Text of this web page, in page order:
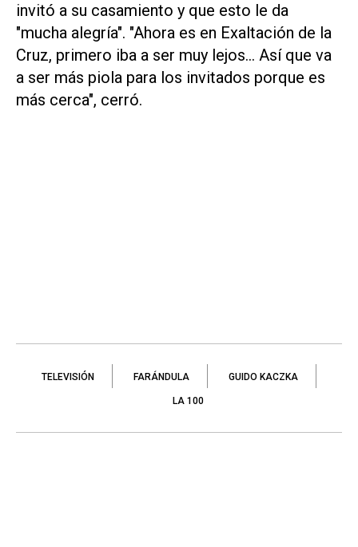
invitó a su casamiento y que esto le da
"mucha alegría". "Ahora es en Exaltación de la
Cruz, primero iba a ser muy lejos… Así que va
a ser más piola para los invitados porque es
más cerca", cerró.
TELEVISIÓN FARÁNDULA GUIDO KACZKA
LA 100